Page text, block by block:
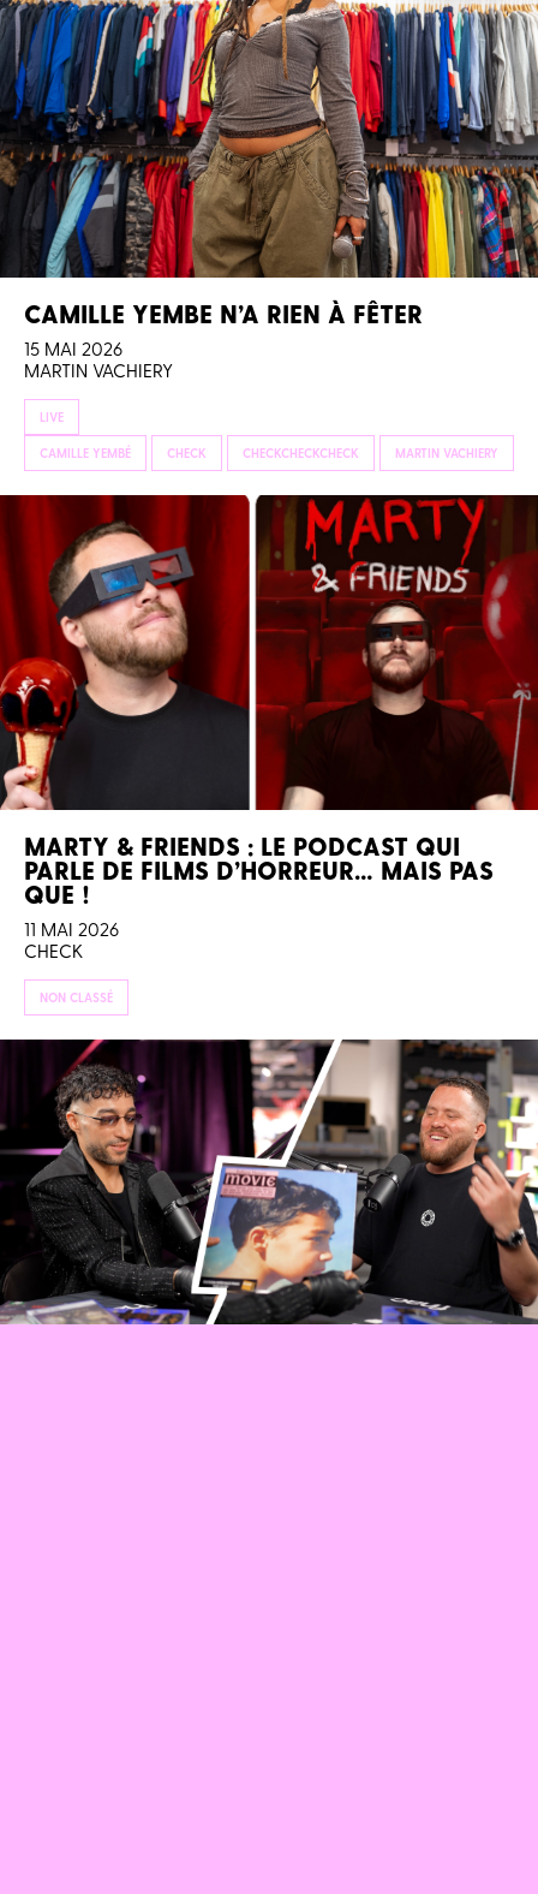
CAMILLE YEMBE N’A RIEN À FÊTER
15 MAI 2026
MARTIN VACHIERY
LIVE
CAMILLE YEMBÉ CHECK CHECKCHECKCHECK MARTIN VACHIERY
MARTY & FRIENDS : LE PODCAST QUI
PARLE DE FILMS D’HORREUR… MAIS PAS
QUE !
11 MAI 2026
CHECK
NON CLASSÉ